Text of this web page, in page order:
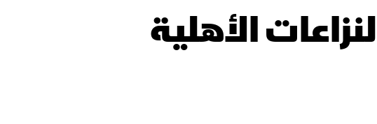
اقتصادالأهلية